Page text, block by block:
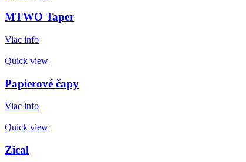
MTWO Taper
Viac info
Quick view
Papierové čapy
Viac info
Quick view
Zical